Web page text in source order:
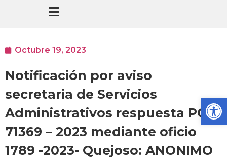
Octubre 19, 2023
Notificación por aviso
secretaria de Servicios
Administrativos respuesta PQR
71369 – 2023 mediante oficio
1789 -2023- Quejoso: ANONIMO